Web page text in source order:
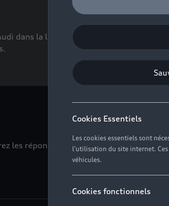
dans la liste des
Cliquez
Les
les réponses à vos diverses questions
Cookies Essentiels
Les cookies essentiels sont
l'utilisation du site internet.
véhicules.
Cookies fonctionnels